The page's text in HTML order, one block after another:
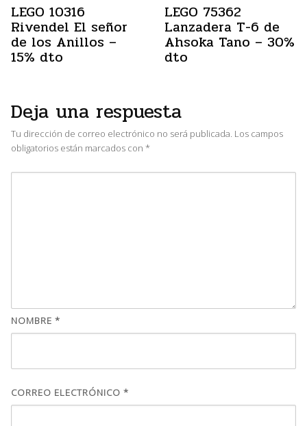
LEGO 10316
Rivendel El señor
de los Anillos –
15% dto
LEGO 75362
Lanzadera T-6 de
Ahsoka Tano – 30%
dto
Deja una respuesta
Tu dirección de correo electrónico no será publicada. Los campos
obligatorios están marcados con *
NOMBRE *
CORREO ELECTRÓNICO *